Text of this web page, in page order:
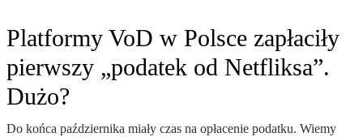
Platformy VoD w Polsce zapłaciły
pierwszy „podatek od Netfliksa”.
Dużo?
Do końca października miały czas na opłacenie podatku. Wiemy